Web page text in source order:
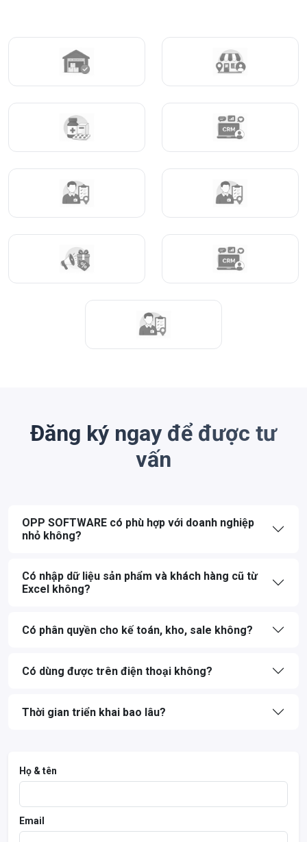
Đăng ký ngay để được tư
vấn
OPP SOFTWARE có phù hợp với doanh nghiệp
nhỏ không?
Có nhập dữ liệu sản phẩm và khách hàng cũ từ
Excel không?
Có phân quyền cho kế toán, kho, sale không?
Có dùng được trên điện thoại không?
Thời gian triển khai bao lâu?
Họ & tên
Email